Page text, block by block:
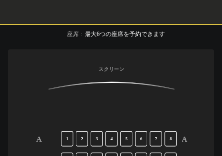
座席 : 最大6つの座席を予約できます
スクリーン
A A
1 2 3 4 5 6 7 8